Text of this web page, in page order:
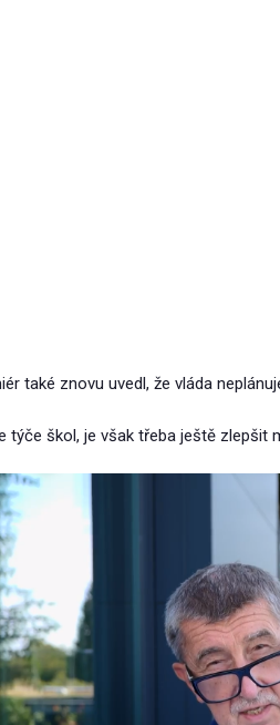
také znovu uvedl, že vláda
týče škol, je však třeba ještě zlepšit